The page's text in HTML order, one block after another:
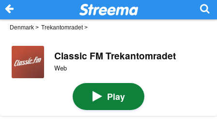
Denmark > Trekantomradet>
Classic FM Trekantomradet
Web
Play